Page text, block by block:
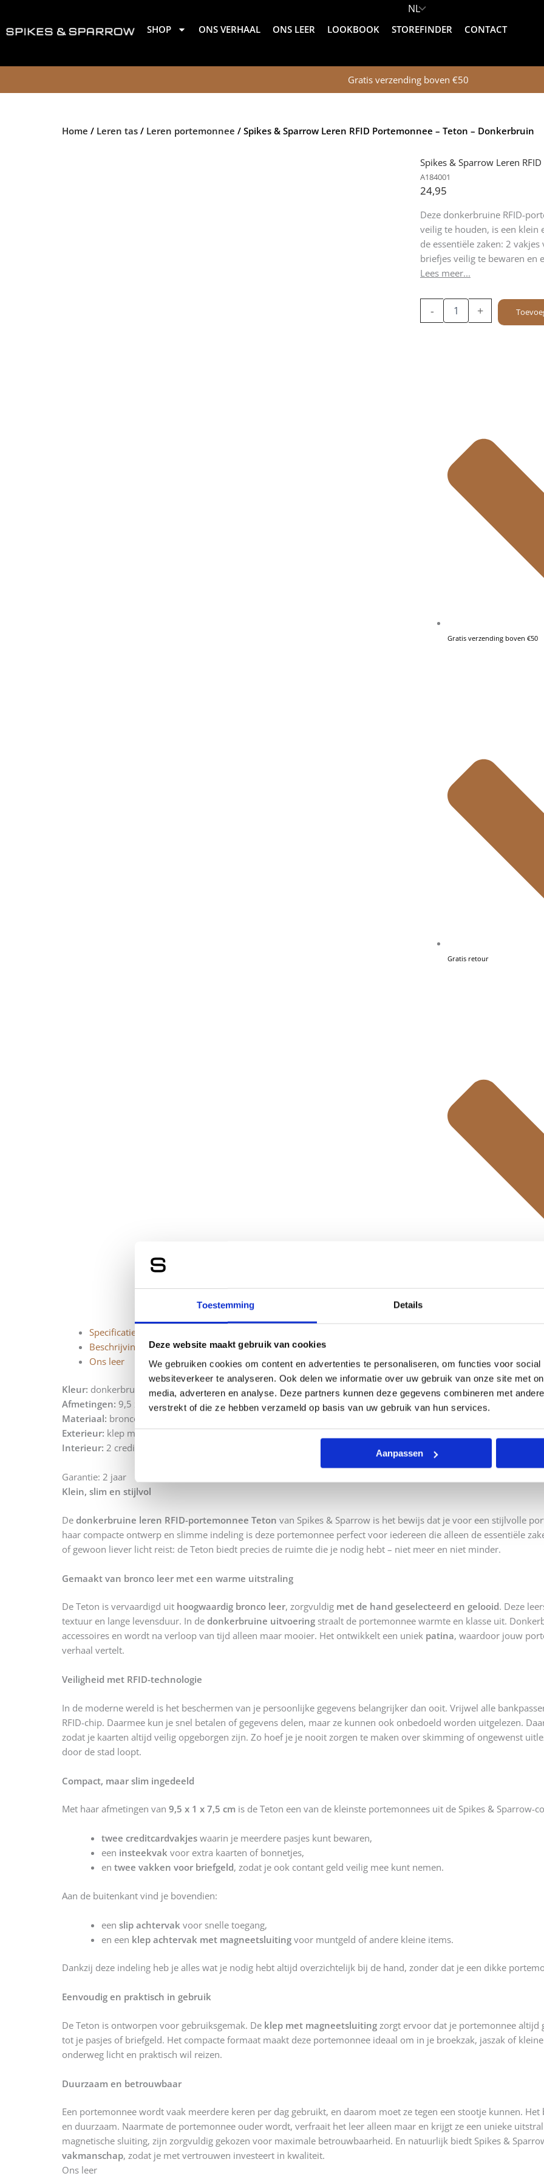
Toestemming Details
Deze website maakt gebruik van cookies
We gebruiken cookies om content en advertenties te personaliseren, om functies voor
websiteverkeer te analyseren. Ook delen we informatie over uw gebruik van onze site met
media, adverteren en analyse. Deze partners kunnen deze gegevens combineren met
verstrekt of die ze hebben verzameld op basis van uw gebruik van hun services.
Aanpassen
de
SHOP ONS VERHAAL ONS LEER LOOKBOOK STOREFINDER CONTACT
Gratis verzending boven €50
Home / Leren tas / Leren portemonnee / Spikes & Sparrow Leren RFID Portemonnee – Teton – Donkerbruin
Spikes & Sparrow Leren
A184001
24,95
Deze donkerbruine RFID-
veilig te houden, is een
de essentiële zaken: 2
briefjes veilig te bewaren en
Lees meer...
-
RFID
+
Gratis verzending boven €50
Gratis retour
Specificaties
Beschrijving
Ons leer
Kleur: donkerbruin
Afmetingen: 9,5 x 1 x 7,5
Materiaal: bronco leer
Exterieur: klep met magneetsluiting, slip achtervak, klep achtervak met magneetsluiting
Interieur: 2 creditcard vakjes, insteekvak, 2 vakken voor briefgeld
Garantie: 2 jaar
Klein, slim en stijlvol
De donkerbruine leren RFID-portemonnee Teton van Spikes & Sparrow is het bewijs dat je voor een stijlvolle
haar compacte ontwerp en slimme indeling is deze portemonnee perfect voor iedereen die alleen de essentiële
of gewoon liever licht reist: de Teton biedt precies de ruimte die je nodig hebt – niet meer en niet minder.
Gemaakt van bronco leer met een warme uitstraling
De Teton is vervaardigd uit hoogwaardig bronco leer, zorgvuldig met de hand geselecteerd en gelooid. Deze
textuur en lange levensduur. In de donkerbruine uitvoering straalt de portemonnee warmte en klasse uit.
accessoires en wordt na verloop van tijd alleen maar mooier. Het ontwikkelt een uniek patina, waardoor jouw
verhaal vertelt.
Veiligheid met RFID-technologie
In de moderne wereld is het beschermen van je persoonlijke gegevens belangrijker dan ooit. Vrijwel alle
RFID-chip. Daarmee kun je snel betalen of gegevens delen, maar ze kunnen ook onbedoeld worden uitgelezen.
zodat je kaarten altijd veilig opgeborgen zijn. Zo hoef je je nooit zorgen te maken over skimming of ongewenst
door de stad loopt.
Compact, maar slim ingedeeld
Met haar afmetingen van 9,5 x 1 x 7,5 cm is de Teton een van de kleinste portemonnees uit de Spikes & Sparrow-
twee creditcardvakjes waarin je meerdere pasjes kunt bewaren,
een insteekvak voor extra kaarten of bonnetjes,
en twee vakken voor briefgeld, zodat je ook contant geld veilig mee kunt nemen.
Aan de buitenkant vind je bovendien:
een slip achtervak voor snelle toegang,
en een klep achtervak met magneetsluiting voor muntgeld of andere kleine items.
Dankzij deze indeling heb je alles wat je nodig hebt altijd overzichtelijk bij de hand, zonder dat je een dikke
Eenvoudig en praktisch in gebruik
De Teton is ontworpen voor gebruiksgemak. De klep met magneetsluiting zorgt ervoor dat je portemonnee altijd
tot je pasjes of briefgeld. Het compacte formaat maakt deze portemonnee ideaal om in je broekzak, jaszak of
onderweg licht en praktisch wil reizen.
Duurzaam en betrouwbaar
Een portemonnee wordt vaak meerdere keren per dag gebruikt, en daarom moet ze tegen een stootje kunnen.
en duurzaam. Naarmate de portemonnee ouder wordt, verfraait het leer alleen maar en krijgt ze een unieke
magnetische sluiting, zijn zorgvuldig gekozen voor maximale betrouwbaarheid. En natuurlijk biedt Spikes &
vakmanschap, zodat je met vertrouwen investeert in kwaliteit.
Ons leer